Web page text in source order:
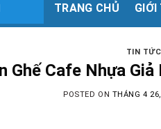
TRANG CHỦ GIỚI
TIN TỨC
Ghế Cafe Nhựa
POSTED ON THÁNG 4